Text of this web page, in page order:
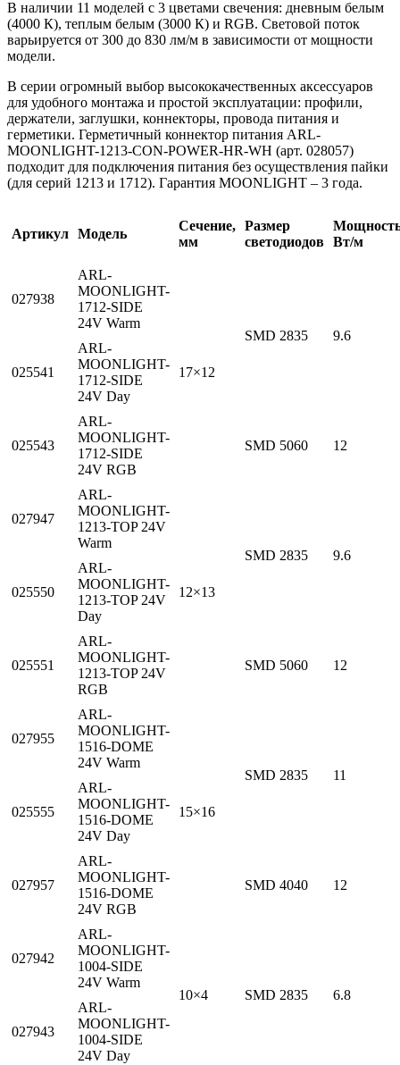
В наличии 11 моделей с 3 цветами свечения: дневным белым
(4000 К), теплым белым (3000 К) и RGB. Световой поток
варьируется от 300 до 830 лм/м в зависимости от мощности
модели.
В серии огромный выбор высококачественных аксессуаров
для удобного монтажа и простой эксплуатации: профили,
держатели, заглушки, коннекторы, провода питания и
герметики. Герметичный коннектор питания ARL-
MOONLIGHT-1213-CON-POWER-HR-WH (арт. 028057)
подходит для подключения питания без осуществления пайки
(для серий 1213 и 1712). Гарантия MOONLIGHT – 3 года.
Артикул Модель
Сечение,
мм
Размер
светодиодов Вт/м
027938
ARL-
MOONLIGHT-
1712-SIDE
24V Warm
17×12
SMD 2835 9.6
025541
ARL-
MOONLIGHT-
1712-SIDE
24V Day
025543
ARL-
MOONLIGHT-
1712-SIDE
24V RGB
SMD 5060 12
027947
ARL-
MOONLIGHT-
1213-TOP 24V
Warm
12×13
SMD 2835 9.6
025550
ARL-
MOONLIGHT-
1213-TOP 24V
Day
025551
ARL-
MOONLIGHT-
1213-TOP 24V
RGB
SMD 5060 12
027955
ARL-
MOONLIGHT-
1516-DOME
24V Warm
15×16
SMD 2835 11
025555
ARL-
MOONLIGHT-
1516-DOME
24V Day
027957
ARL-
MOONLIGHT-
1516-DOME
24V RGB
SMD 4040 12
027942
ARL-
MOONLIGHT-
1004-SIDE
24V Warm
10×4
SMD 2835 6.8
027943
ARL-
MOONLIGHT-
1004-SIDE
24V Day